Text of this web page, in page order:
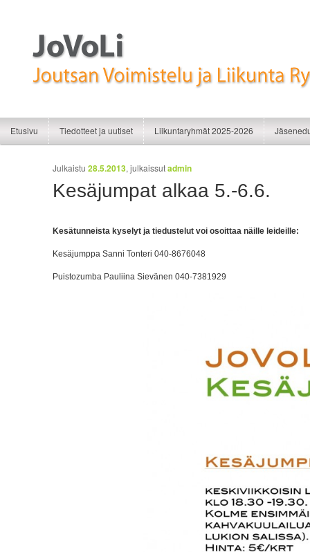
JoVoLi | Joutsan Voimistelu ja
Siirry sisältöön
Siirry toissijaiseen sisältöön
Etusivu Tiedotteet ja uutiset Liikuntaryhmät 2025-2026
Artikkelien selaus
Kesäjumpat alkaa 5.-6.6.
Julkaistu 28.5.2013, julkaissutadmin
Kesätunneista kyselyt ja tiedustelut voi osoittaa näille leideille:
Kesäjumppa Sanni Tonteri 040-8676048
Puistozumba Pauliina Sievänen 040-7381929